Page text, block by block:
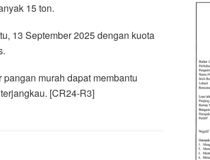
15 ton.
13 September 2025 dengan kuota
murah dapat membantu
[CR24-R3]